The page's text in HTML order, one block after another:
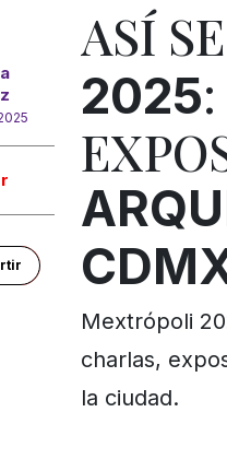
ASÍ
2025
Mextrópoli
charlas,
la ciudad.